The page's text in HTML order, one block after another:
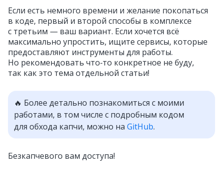
Если есть немного времени и желание покопаться
в коде, первый и второй способы в комплексе
с третьим — ваш вариант. Если хочется всё
максимально упростить, ищите сервисы, которые
предоставляют инструменты для работы.
Но рекомендовать что‑то конкретное не буду,
так как это тема отдельной статьи!
🔥 Более детально познакомиться с моими
работами, в том числе с подробным кодом
для обхода капчи, можно на GitHub.
Безкапчевого вам доступа!